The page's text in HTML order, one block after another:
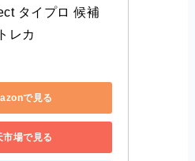
タイプロ 候補
レカ
で見る
市場で見る